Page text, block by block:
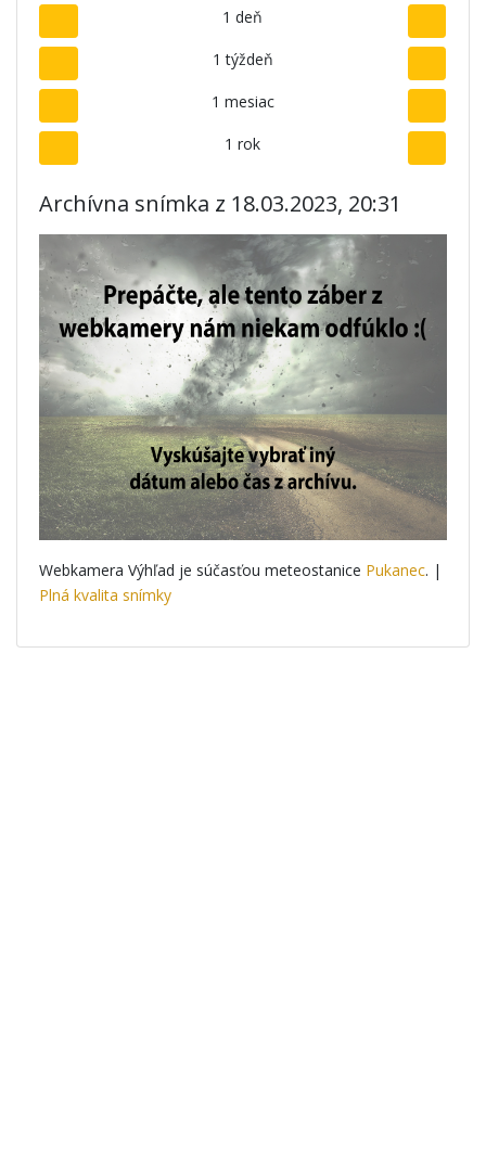
1 deň
1 týždeň
1 mesiac
1 rok
Archívna snímka z 18.03.2023, 20:31
Webkamera Výhľad je súčasťou meteostanice Pukanec. |
Plná kvalita snímky